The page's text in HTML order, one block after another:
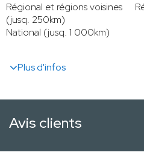
Régional et régions voisines
(jusq. 250km)
National (jusq. 1 000km)
Plus d'infos
Avis clients